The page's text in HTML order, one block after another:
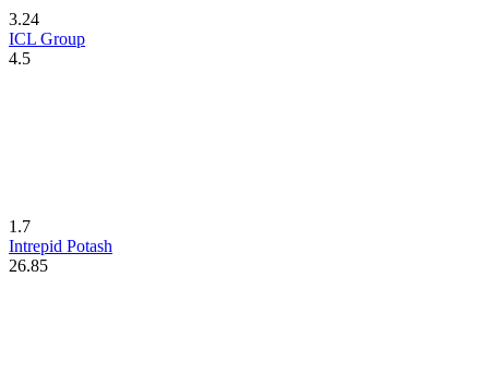
3.24
ICL Group
4.5
1.7
Intrepid Potash
26.85